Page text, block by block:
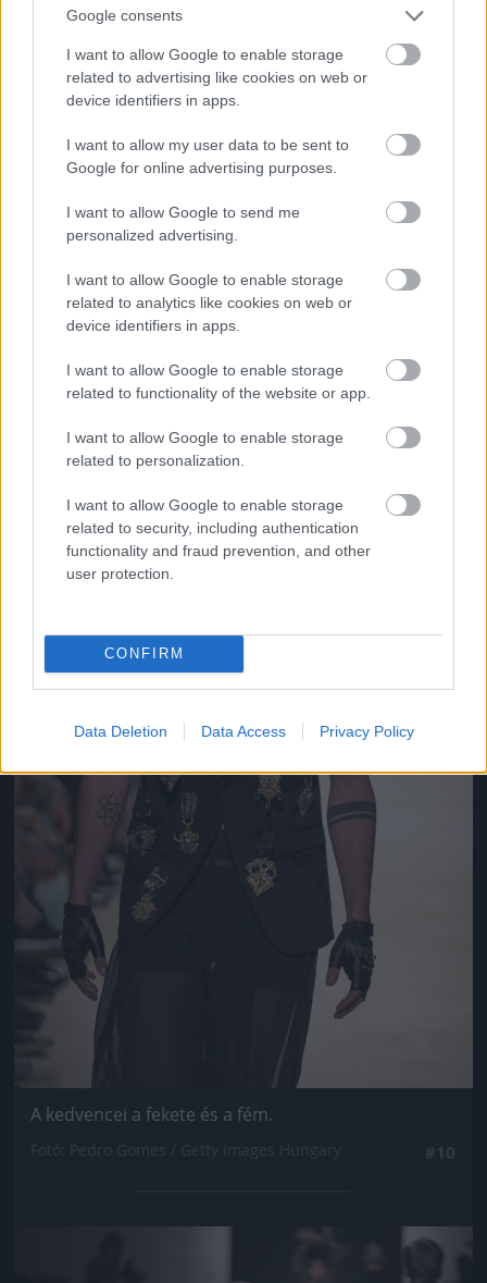
Google consents
I want to allow Google to enable storage
related to advertising like cookies on web or
device identifiers in apps.
I want to allow my user data to be sent to
Google for online advertising purposes.
I want to allow Google to send me
personalized advertising.
I want to allow Google to enable storage
related to analytics like cookies on web or
device identifiers in apps.
I want to allow Google to enable storage
related to functionality of the website or app.
I want to allow Google to enable storage
related to personalization.
I want to allow Google to enable storage
related to security, including authentication
functionality and fraud prevention, and other
user protection.
CONFIRM
Data Deletion Data Access Privacy Policy
Valentim Quaresma következik három modellel.
Fotó: Pedro Gomes / Getty Images Hungary
Jön még kép!
A kedvencei a fekete és a fém.
Jön még kép!